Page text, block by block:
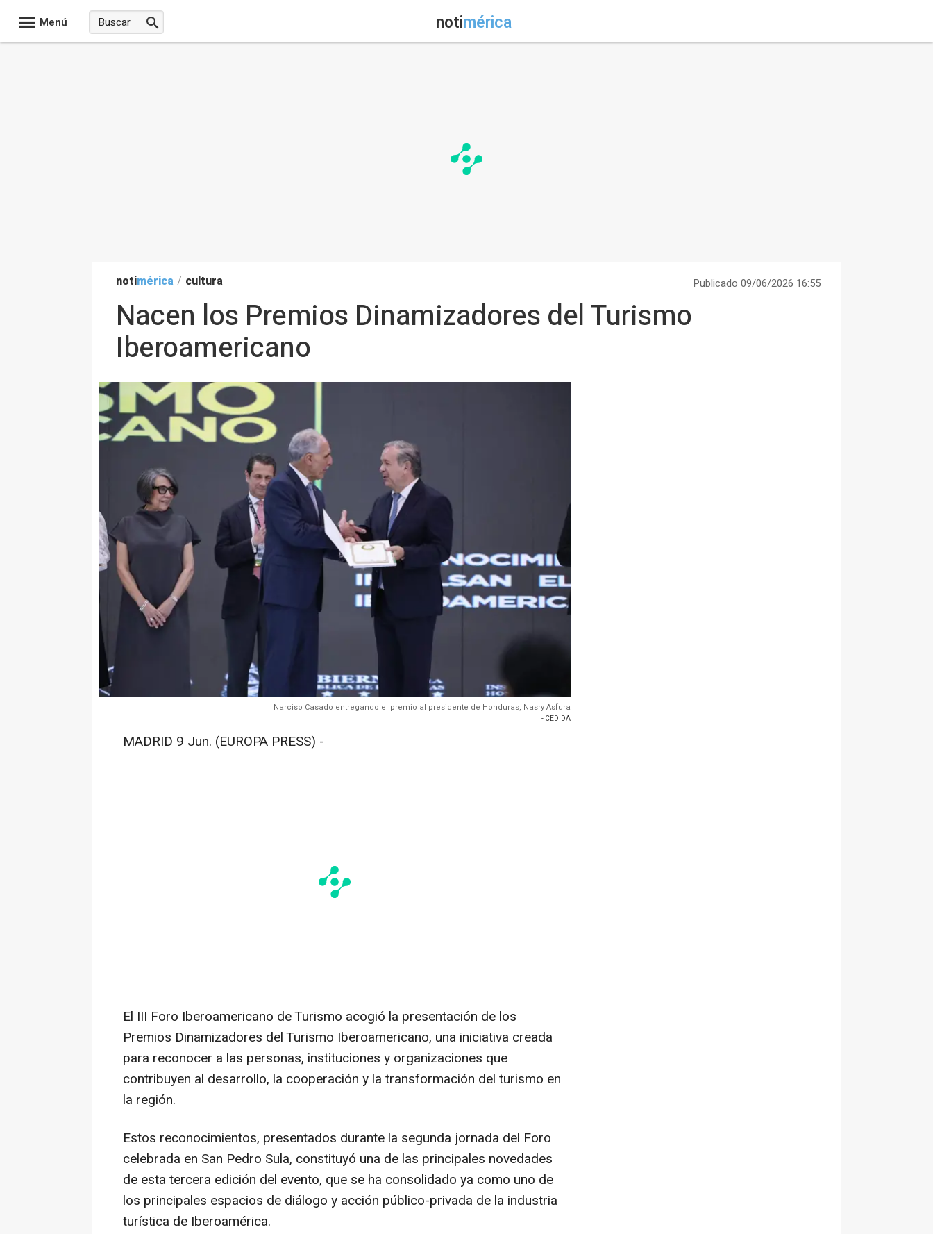
Menú notimérica
notimérica / cultura Publicado 09/06/2026 16:55
Nacen los Premios Dinamizadores del Turismo
Iberoamericano
Narciso Casado entregando el premio al presidente de Honduras, Nasry Asfura
- CEDIDA
MADRID 9 Jun. (EUROPA PRESS) -
El III Foro Iberoamericano de Turismo acogió la presentación de los
Premios Dinamizadores del Turismo Iberoamericano, una iniciativa creada
para reconocer a las personas, instituciones y organizaciones que
contribuyen al desarrollo, la cooperación y la transformación del turismo en
la región.
Estos reconocimientos, presentados durante la segunda jornada del Foro
celebrada en San Pedro Sula, constituyó una de las principales novedades
de esta tercera edición del evento, que se ha consolidado ya como uno de
los principales espacios de diálogo y acción público-privada de la industria
turística de Iberoamérica.